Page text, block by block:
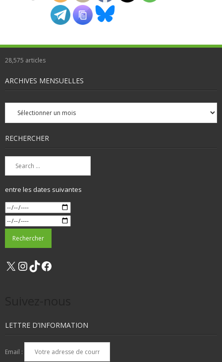
28,575 articles
ARCHIVES MENSUELLES
Archives
mensuelles
RECHERCHER
entre les dates suivantes
X Instagram
TikTok
LETTRE D’INFORMATION
Email :